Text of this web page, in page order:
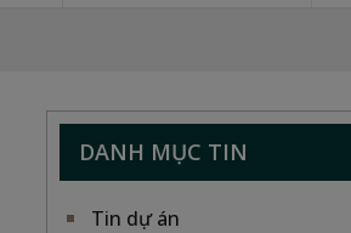
DANH MỤC TIN
Tin dự án